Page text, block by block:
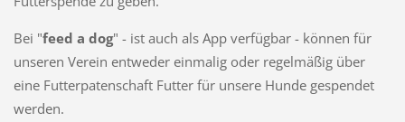
Bei "feed a dog" - ist auch als App verfügbar - können für
unseren Verein entweder einmalig oder regelmäßig über
eine Futterpatenschaft Futter für unsere Hunde gespendet
werden.